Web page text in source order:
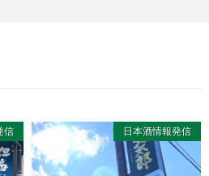
信 日本酒情報発信